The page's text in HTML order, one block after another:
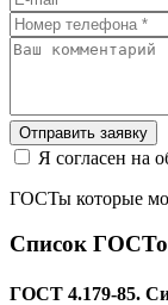
Отправить заявку
Я согласен на
ГОСТы которые
Список
ГОСТ 4.179-85.